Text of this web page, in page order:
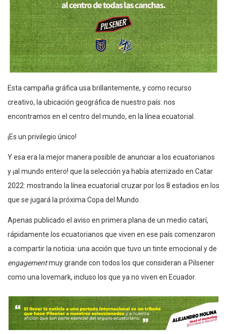
Esta campaña gráfica usa brillantemente, y como recurso
creativo, la ubicación geográfica de nuestro país: nos
encontramos en el centro del mundo, en la línea ecuatorial.
¡Es un privilegio único!
Y esa era la mejor manera posible de anunciar a los ecuatorianos
y ¡al mundo entero! que la selección ya había aterrizado en Catar
2022: mostrando la línea ecuatorial cruzar por los 8 estadios en los
que se jugará la próxima Copa del Mundo.
Apenas publicado el aviso en primera plana de un medio catarí,
rápidamente los ecuatorianos que viven en ese país comenzaron
a compartir la noticia: una acción que tuvo un tinte emocional y de
engagementmuy grande con todos los que consideran a Pilsener
como una lovemark, incluso los que ya no viven en Ecuador.